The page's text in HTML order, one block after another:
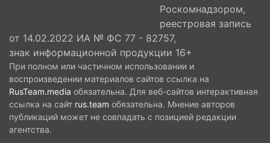
Роскомнадзором,
реестровая запись
от 14.02.2022 ИА № ФС 77 - 82757,
знак информационной продукции 16+
При полном или частичном использовании и
воспроизведении материалов сайтов ссылка на
RusTeam.media обязательна. Для веб-сайтов интерактивная
ссылка на сайт rus.team обязательна. Мнение авторов
публикаций может не совпадать с позицией редакции
агентства.